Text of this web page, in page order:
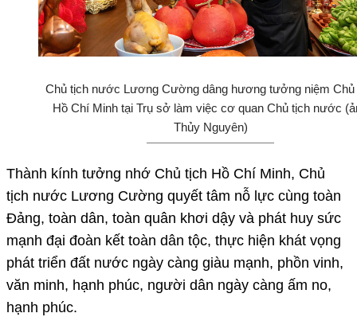
Chủ tịch nước Lương Cường dâng hương tưởng niệm Chủ
Hồ Chí Minh tại Trụ sở làm việc cơ quan Chủ tịch nước
Thủy Nguyên)
Thành kính tưởng nhớ Chủ tịch Hồ Chí Minh, Chủ
tịch nước Lương Cường quyết tâm nỗ lực cùng toàn
Đảng, toàn dân, toàn quân khơi dậy và phát huy sức
mạnh đại đoàn kết toàn dân tộc, thực hiện khát vọng
phát triển đất nước ngày càng giàu mạnh, phồn vinh,
văn minh, hạnh phúc, người dân ngày càng ấm no,
hạnh phúc.